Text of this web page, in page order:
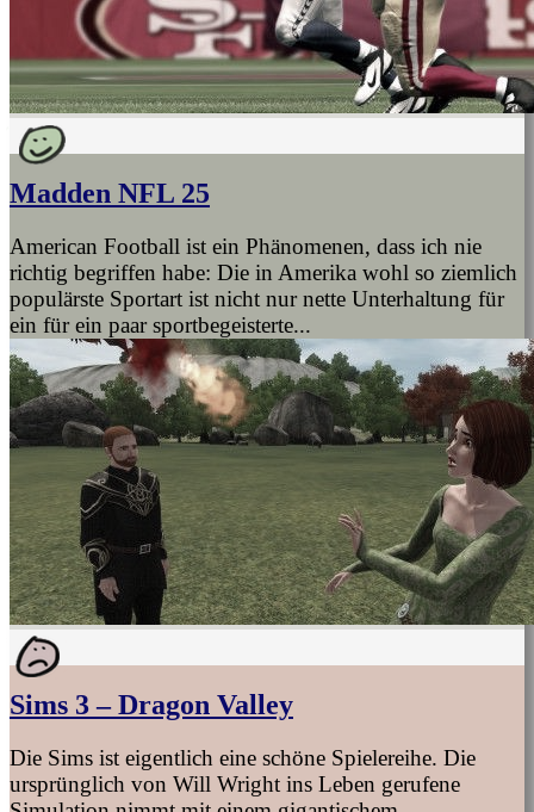
Madden NFL 25
American Football ist ein Phänomenen, dass ich nie
richtig begriffen habe: Die in Amerika wohl so ziemlich
populärste Sportart ist nicht nur nette Unterhaltung für
ein für ein paar sportbegeisterte...
Sims 3 – Dragon Valley
Die Sims ist eigentlich eine schöne Spielereihe. Die
ursprünglich von Will Wright ins Leben gerufene